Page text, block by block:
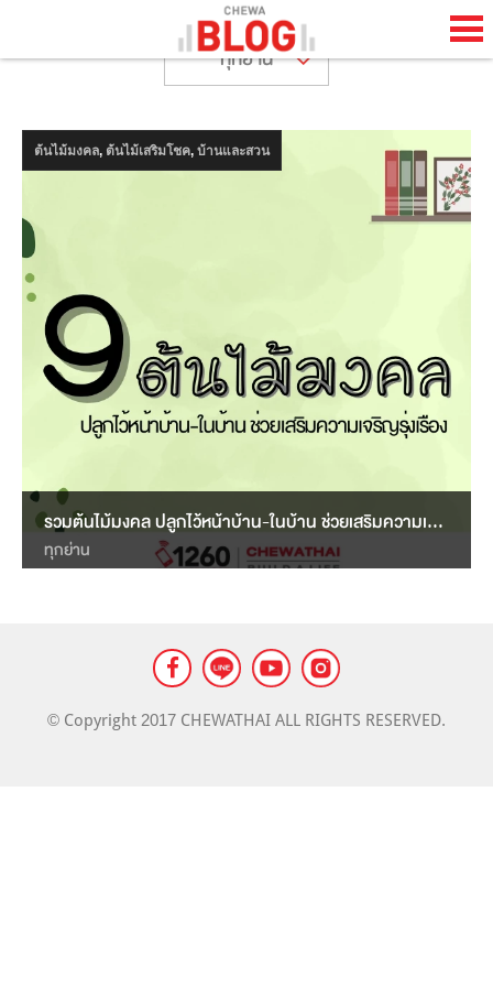
HOME
CHEWA BLOG
ABOUT BLOG
HAPPENING
LIFESTYLE
HOW TO
COOL STUFF
LANDMARK
MASS TRANSIT NEWS
ทุกย่าน
รวมต้นไม้มงคล ปลูกไว้หน้าบ้าน-ในบ้าน ช่วยเสริมความเจริญรุ่งเรือง
ทุกย่าน
ต้นไม้มงคล, ต้นไม้เสริมโชค, บ้านและสวน
© Copyright 2017 CHEWATHAI ALL RIGHTS RESERVED.